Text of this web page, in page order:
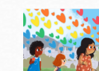
三藩市公